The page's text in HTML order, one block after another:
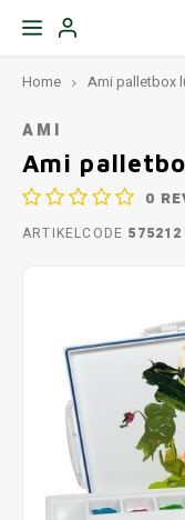
Home Ami palletbox
AMI
Ami
0
ARTIKELCODE 575212